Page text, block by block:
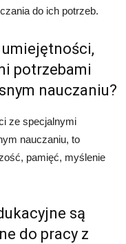
do ich potrzeb.
potrzebami
nauczaniu?
ze specjalnymi
nauczaniu, to
pamięć, myślenie
są
do pracy z